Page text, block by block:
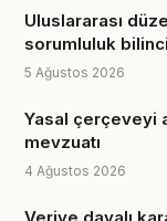
Uluslararası
sorumluluk bilinci
5 Ağustos 2026
Yasal çerçeveyi
mevzuatı
4 Ağustos 2026